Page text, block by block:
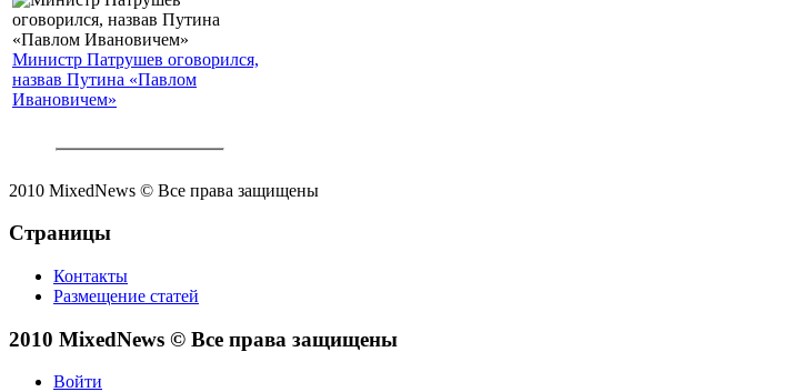
Министр Патрушев оговорился,
назвав Путина «Павлом
Ивановичем»
2010 MixedNews © Все права защищены
Страницы
Контакты
Размещение статей
2010 MixedNews © Все права защищены
Войти